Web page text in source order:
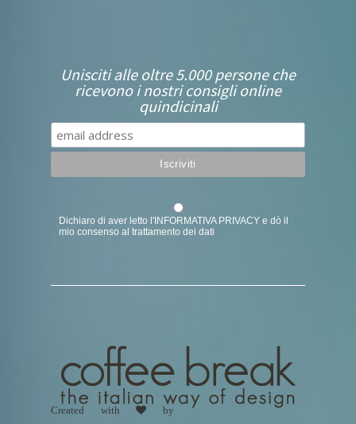
Unisciti alle oltre 5.000 persone che
ricevono i nostri consigli online
quindicinali
Dichiaro di aver letto l'INFORMATIVA PRIVACY e dò il
mio consenso al trattamento dei dati
Created with
by